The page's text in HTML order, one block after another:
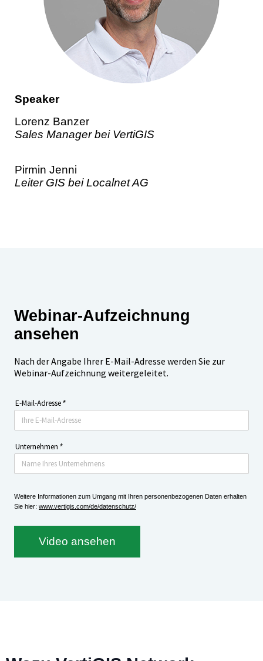
Speaker
Lorenz Banzer
Sales Manager bei VertiGIS
Pirmin Jenni
Leiter GIS bei Localnet AG
Webinar-Aufzeichnung
ansehen
Nach der Angabe Ihrer E-Mail-Adresse werden Sie zur
Webinar-Aufzeichnung weitergeleitet.
E-Mail-Adresse *
Unternehmen *
Weitere Informationen zum Umgang mit Ihren personenbezogenen Daten erhalten
Sie hier: www.vertigis.com/de/datenschutz/
Video ansehen